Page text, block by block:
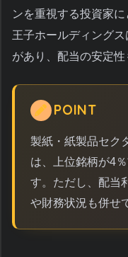
ンを重視する投資家
王子ホールディング
があり、配当の安定性
POINT
製紙・紙製品セク
は、上位銘柄が4
す。ただし、配当
や財務状況も併せ